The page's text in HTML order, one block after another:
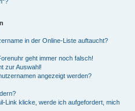
in der Online-Liste auftaucht?
geht immer noch falsch!
zur Auswahl!
angezeigt werden?
Link klicke, werde ich aufgefordert, mich